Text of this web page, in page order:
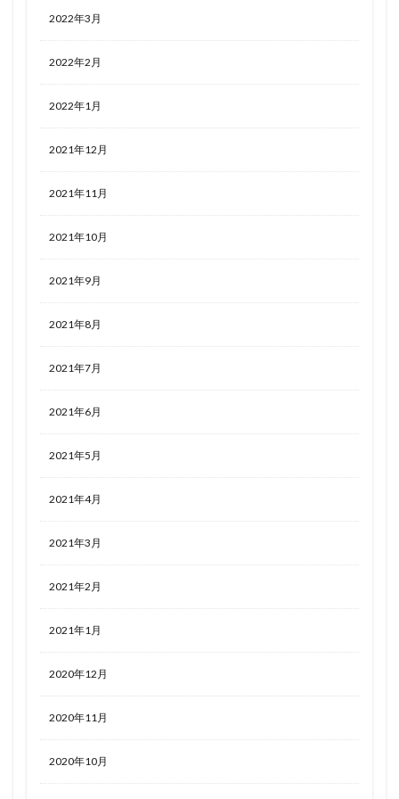
2022年3月
2022年2月
2022年1月
2021年12月
2021年11月
2021年10月
2021年9月
2021年8月
2021年7月
2021年6月
2021年5月
2021年4月
2021年3月
2021年2月
2021年1月
2020年12月
2020年11月
2020年10月